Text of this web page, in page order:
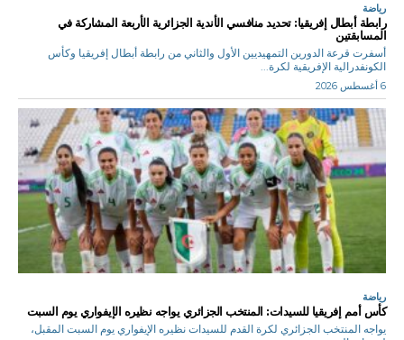
رياضة
رابطة أبطال إفريقيا: تحديد منافسي الأندية الجزائرية الأربعة المشاركة في
المسابقتين
أسفرت قرعة الدورين التمهيديين الأول والثاني من رابطة أبطال إفريقيا وكأس
الكونفدرالية الإفريقية لكرة...
6 أغسطس 2026
رياضة
كأس أمم إفريقيا للسيدات: المنتخب الجزائري يواجه نظيره الإيفواري يوم السبت
يواجه المنتخب الجزائري لكرة القدم للسيدات نظيره الإيفواري يوم السبت المقبل،